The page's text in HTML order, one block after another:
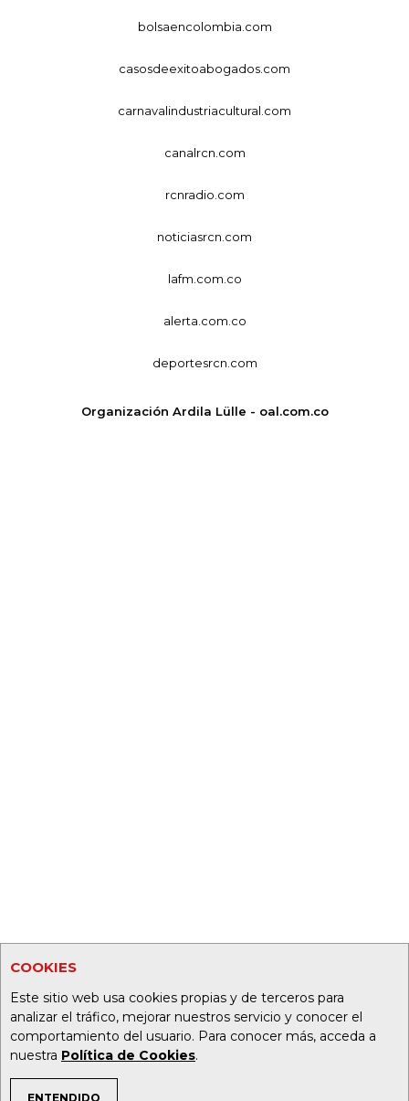
COOKIES
Este sitio web usa cookies propias y de terceros para
analizar el tráfico, mejorar nuestros servicio y conocer el
comportamiento del usuario. Para conocer más, acceda a
nuestra Política de Cookies.
ENTENDIDO
bolsaencolombia.com
casosdeexitoabogados.com
carnavalindustriacultural.com
canalrcn.com
rcnradio.com
noticiasrcn.com
lafm.com.co
alerta.com.co
deportesrcn.com
Organización Ardila Lülle - oal.com.co